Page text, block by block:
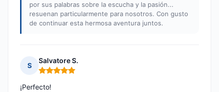
por sus palabras sobre la escucha y la pasión...
resuenan particularmente para nosotros. Con gusto
de continuar esta hermosa aventura juntos.
S
Salvatore S.
Nota: 5 de 5
¡Perfecto!